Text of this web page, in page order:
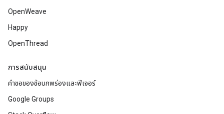
OpenWeave
Happy
OpenThread
การสนับสนุน
คำขอของข้อบกพร่องและฟีเจอร์
Google Groups